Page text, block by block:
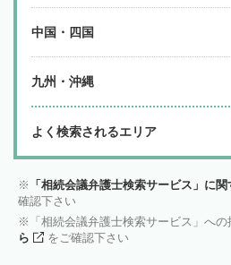
中国・四国
九州・沖縄
よく検索されるエリア
「相続会議弁護士検索サービス」に
確認下さい
「相続会議弁護士検索サービス」へ
ら
をご確認下さい